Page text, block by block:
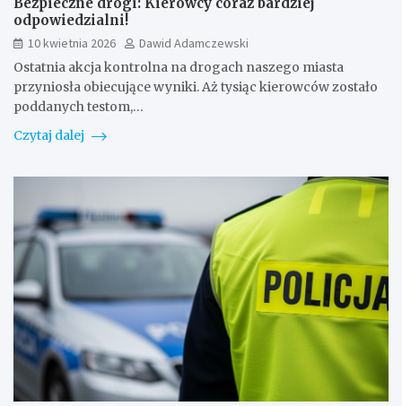
odpowiedzialni!
10 kwietnia 2026
Dawid Adamczewski
Ostatnia akcja kontrolna na drogach naszego miasta
przyniosła obiecujące wyniki. Aż tysiąc kierowców zostało
poddanych testom,…
Czytaj dalej